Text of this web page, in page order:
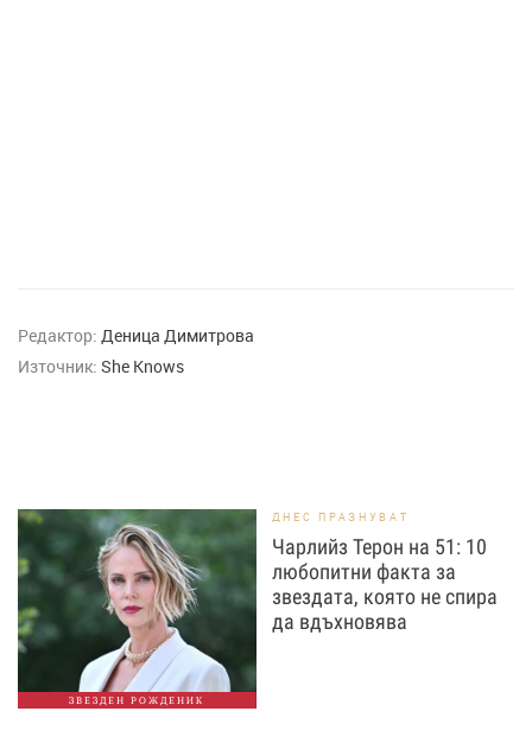
Редактор: Деница Димитрова
Източник: She Knows
ЗВЕЗДЕН РОЖДЕНИК
ДНЕС ПРАЗНУВАТ
Чарлийз Терон на 51: 10
любопитни факта за
звездата, която не спира
да вдъхновява